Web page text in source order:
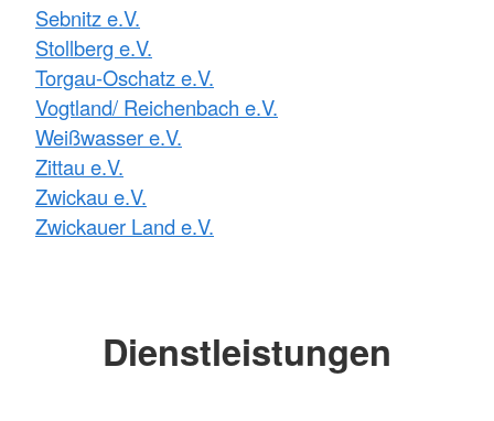
Sebnitz e.V.
Stollberg e.V.
Torgau-Oschatz e.V.
Vogtland/ Reichenbach e.V.
Weißwasser e.V.
Zittau e.V.
Zwickau e.V.
Zwickauer Land e.V.
Dienstleistungen